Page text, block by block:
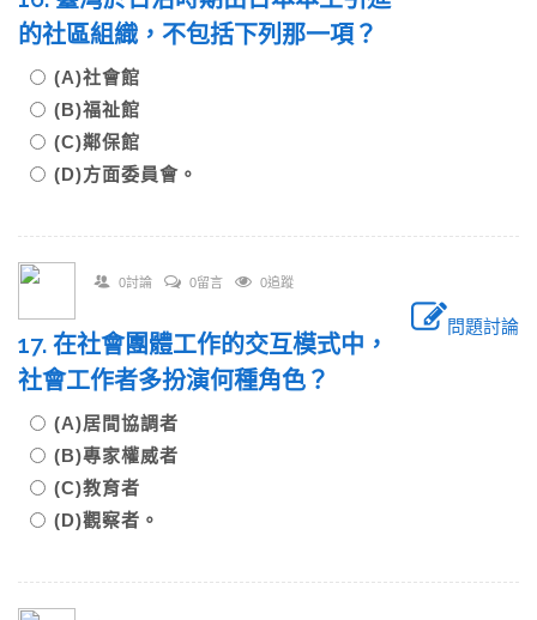
的社區組織，不包括下列那一項？
(A)社會館
(B)福祉館
(C)鄰保館
(D)方面委員會。
0討論 0留言 0追蹤
問題討論
17. 在社會團體工作的交互模式中，
社會工作者多扮演何種角色？
(A)居間協調者
(B)專家權威者
(C)教育者
(D)觀察者。